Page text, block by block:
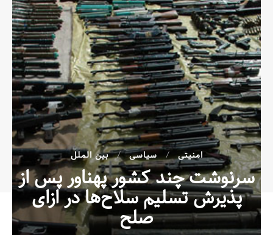
امنیتی سیاسی بین الملل
سرنوشت چند کشور پهناور پس از
پذیرش تسلیم سلاح‌ها در ازای
صلح